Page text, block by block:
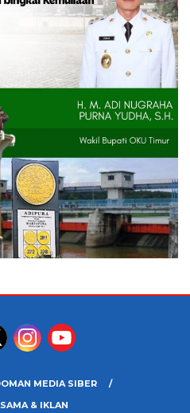
MEDIA SIBER
& IKLAN